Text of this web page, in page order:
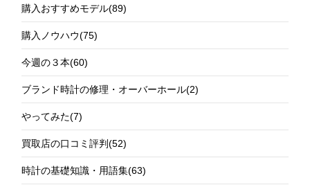
購入おすすめモデル(89)
購入ノウハウ(75)
今週の３本(60)
ブランド時計の修理・オーバーホール(2)
やってみた(7)
買取店の口コミ評判(52)
時計の基礎知識・用語集(63)